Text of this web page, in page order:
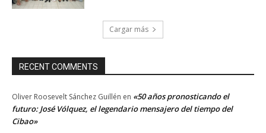
Cargar más
RECENT COMMENTS
Oliver Roosevelt Sánchez Guillén en «50 años pronosticando el
futuro: José Vólquez, el legendario mensajero del tiempo del
Cibao»